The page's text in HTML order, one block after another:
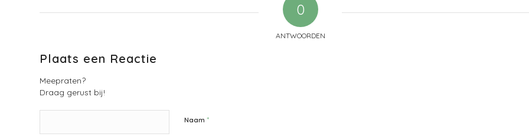
0
ANTWOORDEN
Plaats een Reactie
Meepraten?
Draag gerust bij!
Naam *